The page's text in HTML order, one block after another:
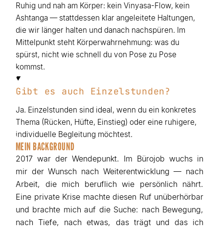
Ruhig und nah am Körper: kein Vinyasa-Flow, kein
Ashtanga — stattdessen klar angeleitete Haltungen,
die wir länger halten und danach nachspüren. Im
Mittelpunkt steht Körperwahrnehmung: was du
spürst, nicht wie schnell du von Pose zu Pose
kommst.
Gibt es auch Einzelstunden?
Ja. Einzelstunden sind ideal, wenn du ein konkretes
Thema (Rücken, Hüfte, Einstieg) oder eine ruhigere,
individuelle Begleitung möchtest.
MEIN BACKGROUND
2017 war der Wendepunkt. Im Bürojob wuchs in
mir der Wunsch nach Weiterentwicklung — nach
Arbeit, die mich beruflich wie persönlich nährt.
Eine private Krise machte diesen Ruf unüberhörbar
und brachte mich auf die Suche: nach Bewegung,
nach Tiefe, nach etwas, das trägt und das ich